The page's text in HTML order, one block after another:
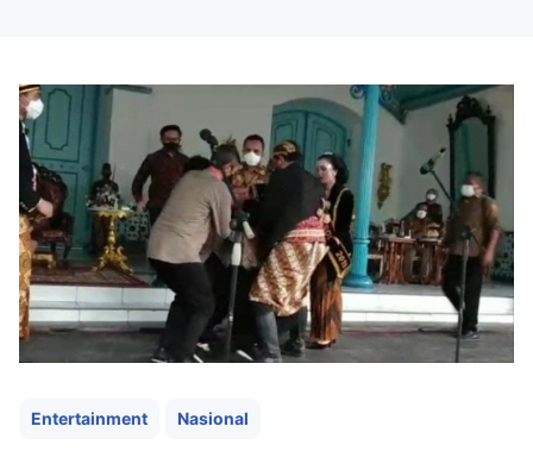
Entertainment Nasional